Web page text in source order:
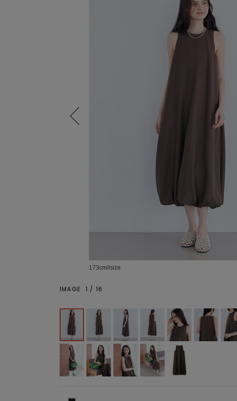
173cm/isize
IMAGE 1 / 16